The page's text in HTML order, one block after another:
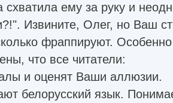
ему за руку и
Извините, Олег, но Ваш
фраппируют.
что все читатели:
и оценят Ваши аллюзии.
белорусский язык.